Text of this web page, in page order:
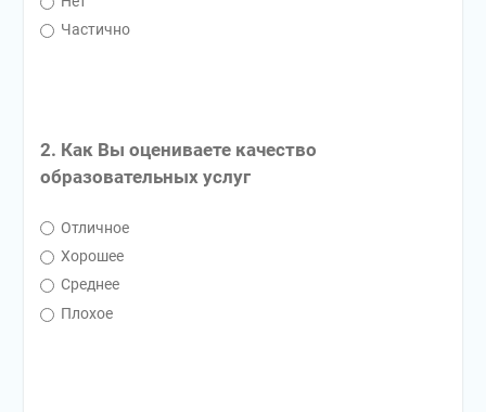
Частично
2. Как Вы оцениваете качество
образовательных услуг
Отличное
Хорошее
Среднее
Плохое